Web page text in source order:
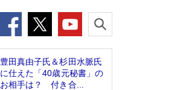
豊田真由子氏＆杉田水脈氏
に仕えた「40歳元秘書」の
お相手は？ 付き合...